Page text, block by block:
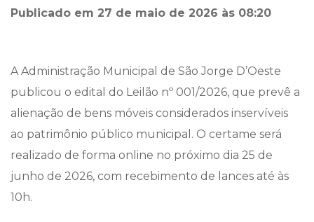
Publicado em 27 de maio de 2026 às 08:20
A Administração Municipal de São Jorge D’Oeste
publicou o edital do Leilão nº 001/2026, que prevê a
alienação de bens móveis considerados inservíveis
ao patrimônio público municipal. O certame será
realizado de forma online no próximo dia 25 de
junho de 2026, com recebimento de lances até às
10h.